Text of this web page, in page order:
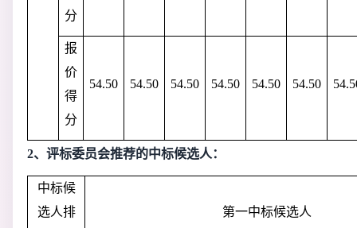
分
报
价
得
分
54.50 54.50 54.50 54.50 54.50 54.50
2、 评标委员会推荐的中标候选人：
中标候
选人排
第一中标候选人